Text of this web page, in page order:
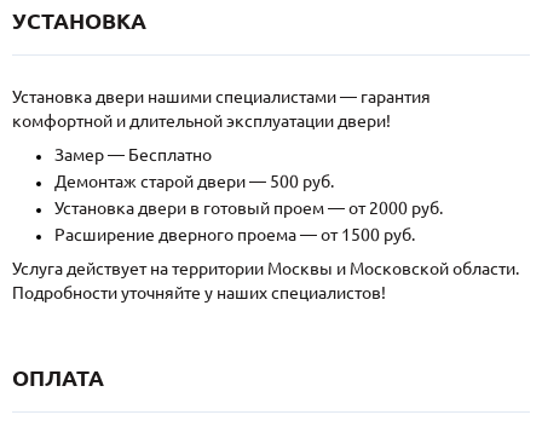
УСТАНОВКА
Установка двери нашими специалистами — гарантия
комфортной и длительной эксплуатации двери!
Замер — Бесплатно
Демонтаж старой двери — 500 руб.
Установка двери в готовый проем — от 2000 руб.
Расширение дверного проема — от 1500 руб.
Услуга действует на территории Москвы и Московской области.
Подробности уточняйте у наших специалистов!
ОПЛАТА